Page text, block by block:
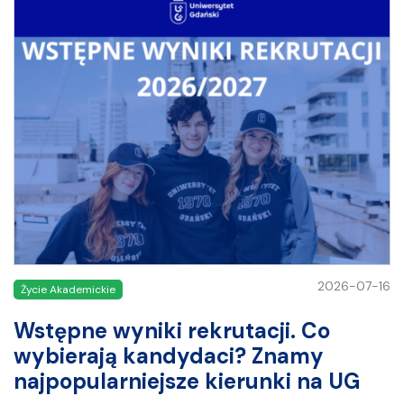
Życie Akademickie 2026-07-16
Wstępne wyniki rekrutacji. Co
wybierają kandydaci? Znamy
najpopularniejsze kierunki na UG